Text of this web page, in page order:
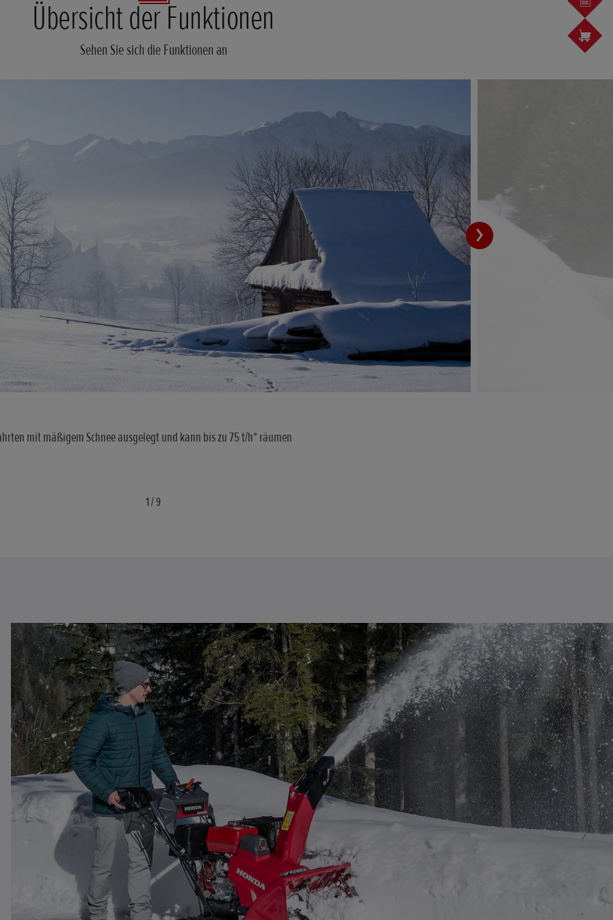
Übersicht der Funktionen
Sehen Sie sich die Funktionen an
mit mäßigem Schnee ausgelegt und kann bis zu 75 t/h* räumen
1/9